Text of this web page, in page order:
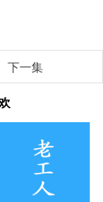
下一集